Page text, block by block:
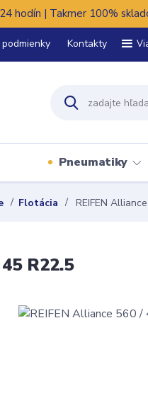
hodín | Takmer 100%
Kontakty
Pneumatiky
Flotácia REIFEN
R22.5